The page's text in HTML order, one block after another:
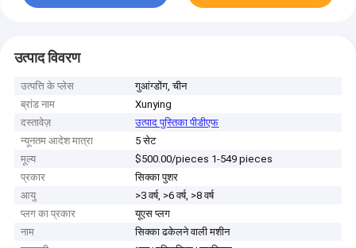
उत्पाद विवरण
उत्पत्ति के प्लेस
गुआंग्डोंग, चीन
ब्रांड नाम
Xunying
दस्तावेज़
उत्पाद पुस्तिका पीडीएफ
न्यूनतम आदेश मात्रा
5 सेट
मूल्य
$500.00/pieces 1-549 pieces
प्रकार
सिक्का पुशर
आयु
>3 वर्ष, >6 वर्ष, >8 वर्ष
प्लग का प्रकार
यूएस प्लग
नाम
सिक्का ढकेलने वाली मशीन